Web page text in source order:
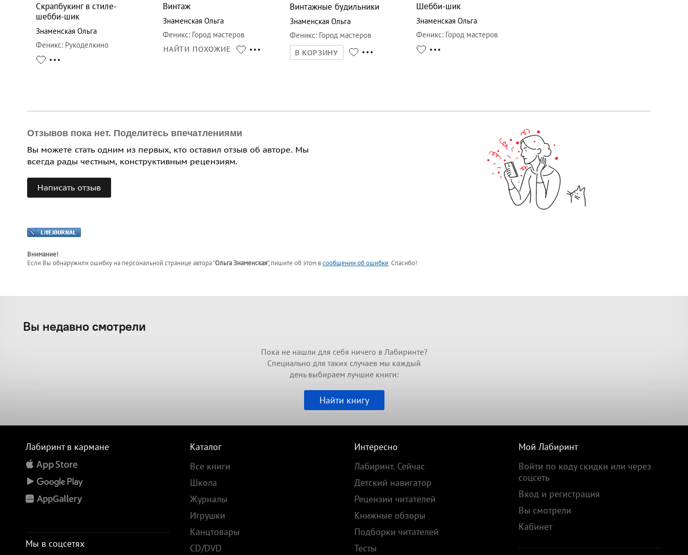
Скрапбукинг в стиле-
шебби-шик
Знаменская Ольга
Феникс: Рукоделкино
Винтаж
Знаменская Ольга
Феникс: Город мастеров
НАЙТИ ПОХОЖИЕ
Винтажные будильники
Знаменская Ольга
Феникс: Город мастеров
В КОРЗИНУ
Шебби-шик
Знаменская Ольга
Феникс: Город мастеров
Отзывов пока нет. Поделитесь впечатлениями
Вы можете стать одним из первых, кто оставил отзыв об авторе. Мы
всегда рады честным, конструктивным рецензиям.
Написать отзыв
Внимание!
Если Вы обнаружили ошибку на персональной странице автора "Ольга Знаменская", пишите об этом всообщении об ошибке. Спасибо!
Вы недавно смотрели
Пока не нашли для себя ничего в Лабиринте?
Специально для таких случаев мы каждый
день выбираем лучшие книги:
Найти книгу
Лабиринт в кармане
Мы в соцсетях
Каталог
Все книги
Школа
Журналы
Игрушки
Канцтовары
CD/DVD
Интересно
Лабиринт. Сейчас
Детский навигатор
Рецензии читателей
Книжные обзоры
Подборки читателей
Тесты
Мой Лабиринт
Войти по коду скидки или через
соцсеть
Вход и регистрация
Вы смотрели
Кабинет